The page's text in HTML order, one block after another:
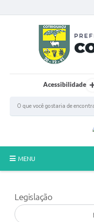
Acessibilidade
MENU
Poder Legislativo
A Prefeitura
Legislação